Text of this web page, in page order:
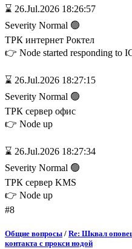
⌛ 26.Jul.2026 18:26:57
Severity Normal 🟢
ТРК интернет Роктел
👉 Node started responding to
⌛ 26.Jul.2026 18:27:15
Severity Normal 🟢
ТРК сервер офис
👉 Node up
⌛ 26.Jul.2026 18:27:34
Severity Normal 🟢
ТРК сервер KMS
👉 Node up
#8
Общие вопросы / Re: Шквал
контакта с прокси нодой